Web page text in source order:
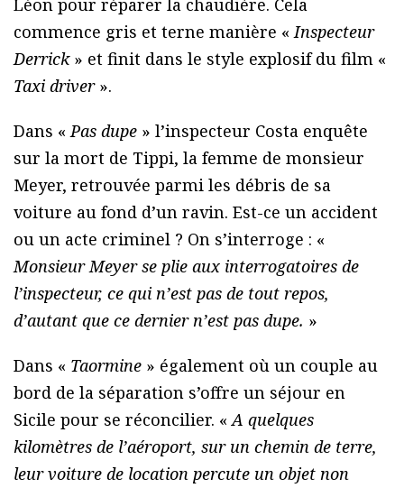
commence gris et terne manière « Inspecteur
Derrick» et finit dans le style explosif du film «
Taxi driver».
Dans « Pas dupe » l’inspecteur Costa enquête
sur la mort de Tippi, la femme de monsieur
Meyer, retrouvée parmi les débris de sa
voiture au fond d’un ravin. Est-ce un accident
ou un acte criminel ? On s’interroge : «
Monsieur Meyer se plie aux interrogatoires de
l’inspecteur, ce qui n’est pas de tout repos,
d’autant que ce dernier n’est pas dupe. »
Dans « Taormine » également où un couple au
bord de la séparation s’offre un séjour en
Sicile pour se réconcilier. « A quelques
kilomètres de l’aéroport, sur un chemin de terre,
leur voiture de location percute un objet non